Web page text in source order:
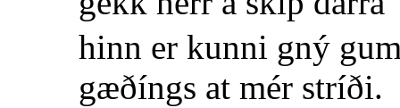
hinn er kunni gný
gæðíngs at mér stríði.